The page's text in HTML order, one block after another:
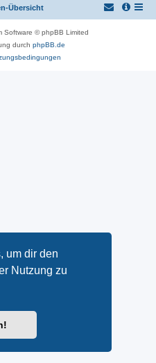
um dir den
Nutzung zu
Übersicht
Software © phpBB Limited
durch phpBB.de